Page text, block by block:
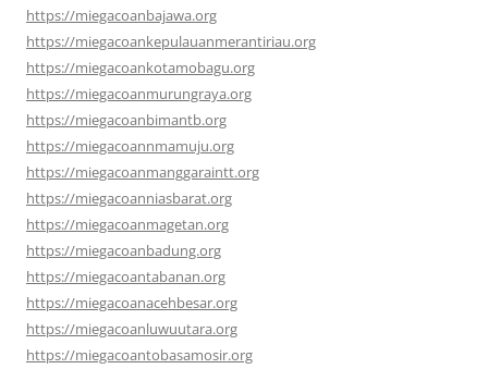
https://miegacoanbajawa.org
https://miegacoankepulauanmerantiriau.org
https://miegacoankotamobagu.org
https://miegacoanmurungraya.org
https://miegacoanbimantb.org
https://miegacoannmamuju.org
https://miegacoanmanggaraintt.org
https://miegacoanniasbarat.org
https://miegacoanmagetan.org
https://miegacoanbadung.org
https://miegacoantabanan.org
https://miegacoanacehbesar.org
https://miegacoanluwuutara.org
https://miegacoantobasamosir.org